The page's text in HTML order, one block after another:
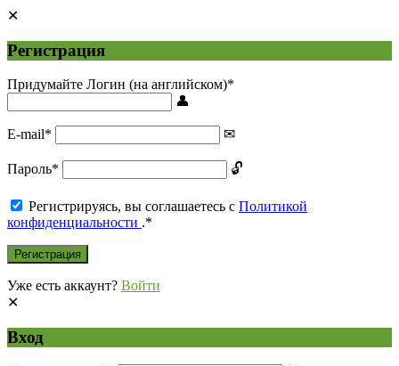
Регистрация
Придумайте Логин (на английском)*
E-mail*
Пароль*
Регистрируясь, вы соглашаетесь с Политикой
конфиденциальности .*
Уже есть аккаунт? Войти
Вход